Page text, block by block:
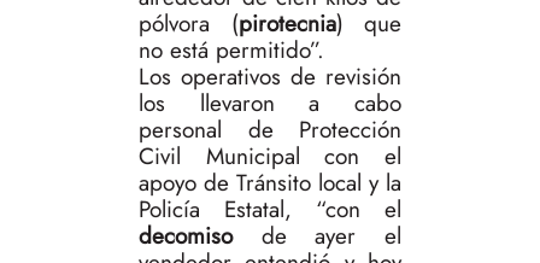
pólvora (pirotecnia) que
no está permitido”.
Los operativos de revisión
los llevaron a cabo
personal de Protección
Civil Municipal con el
apoyo de Tránsito local y la
Policía Estatal, “con el
decomisode ayer el